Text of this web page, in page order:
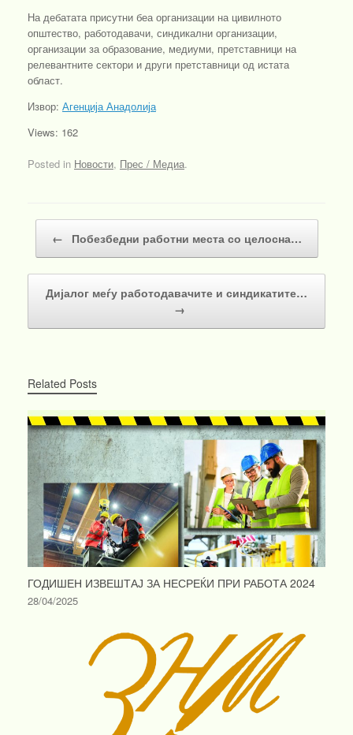
На дебатата присутни беа организации на цивилното
општество, работодавачи, синдикални организации,
организации за образование, медиуми, претставници на
релевантните сектори и други претставници од истата
област.
Извор: Агенција Анадолија
Views: 162
Posted in Новости, Прес / Медиа.
← Побезбедни работни места со целосна…
Дијалог меѓу работодавачите и синдикатите…
→
Related Posts
ГОДИШЕН ИЗВЕШТАЈ ЗА НЕСРЕЌИ ПРИ РАБОТА 2024
28/04/2025